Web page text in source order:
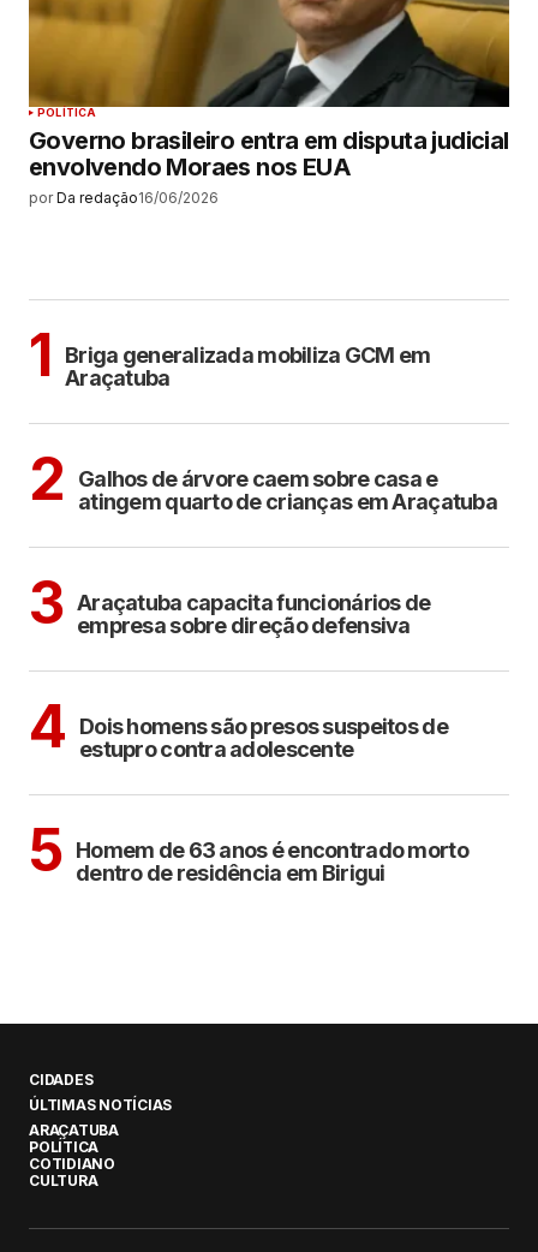
POLÍTICA
Governo brasileiro entra em disputa judicial
envolvendo Moraes nos EUA
por Da redação16/06/2026
1
Briga generalizada mobiliza GCM em
Araçatuba
2
Galhos de árvore caem sobre casa e
atingem quarto de crianças em Araçatuba
3 Araçatuba capacita funcionários de
empresa sobre direção defensiva
4
Dois homens são presos suspeitos de
estupro contra adolescente
5 Homem de 63 anos é encontrado morto
dentro de residência em Birigui
CIDADES
ÚLTIMAS NOTÍCIAS
ARAÇATUBA
POLÍTICA
COTIDIANO
CULTURA